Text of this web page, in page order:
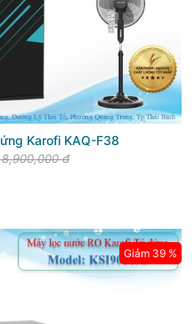
Karofi KAQ-F38
đ
Giảm 39 %